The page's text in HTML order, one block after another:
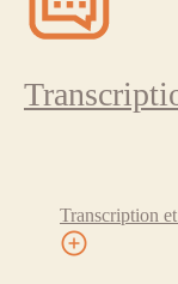
Transcription